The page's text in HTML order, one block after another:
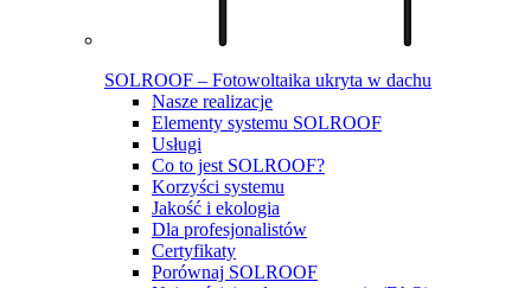
SOLROOF – Fotowoltaika ukryta w dachu
Nasze realizacje
Elementy systemu SOLROOF
Usługi
Co to jest SOLROOF?
Korzyści systemu
Jakość i ekologia
Dla profesjonalistów
Certyfikaty
Porównaj SOLROOF